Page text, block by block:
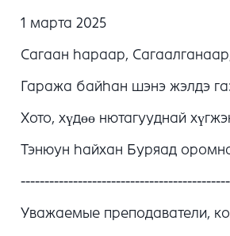
1 марта 2025
Сагаан hараар,
Гаража байhан шэнэ жэлдэ
Хото, хүдөө нютагууднай
Тэнюyн hайхан Буряaд
Уважаемые преподаватели,